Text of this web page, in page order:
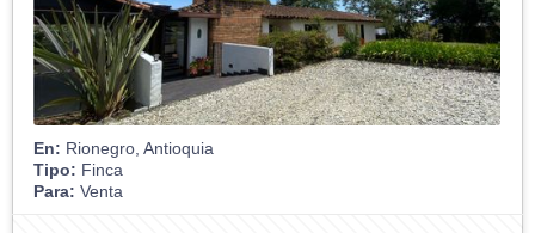
En: Rionegro, Antioquia
Tipo: Finca
Para: Venta